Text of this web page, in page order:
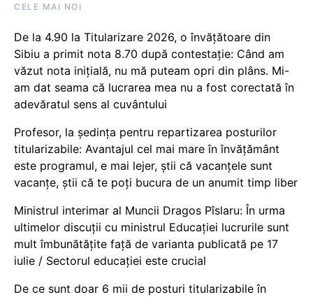
CELE MAI NOI
De la 4.90 la Titularizare 2026, o învățătoare din
Sibiu a primit nota 8.70 după contestație: Când am
văzut nota inițială, nu mă puteam opri din plâns. Mi-
am dat seama că lucrarea mea nu a fost corectată în
adevăratul sens al cuvântului
Profesor, la ședința pentru repartizarea posturilor
titularizabile: Avantajul cel mai mare în învățământ
este programul, e mai lejer, știi că vacanțele sunt
vacanţe, știi că te poți bucura de un anumit timp liber
Ministrul interimar al Muncii Dragos Pîslaru: În urma
ultimelor discuții cu ministrul Educației lucrurile sunt
mult îmbunătățite față de varianta publicată pe 17
iulie / Sectorul educației este crucial
De ce sunt doar 6 mii de posturi titularizabile în